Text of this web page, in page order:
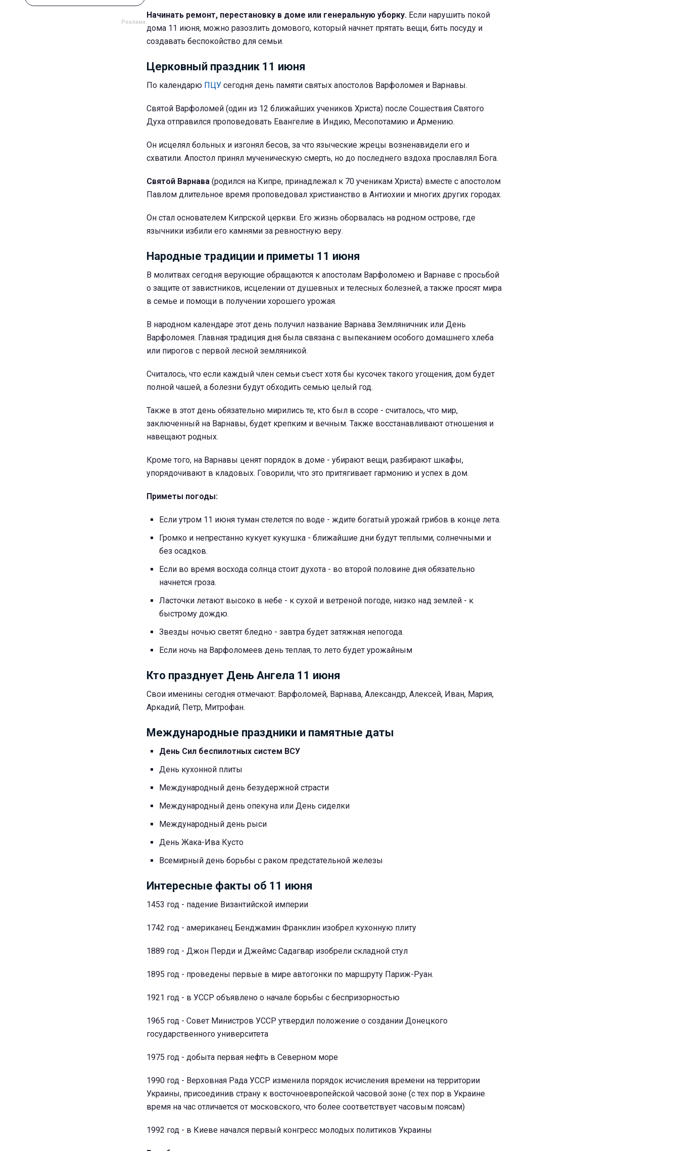
Начинать ремонт, перестановку в доме или генеральную уборку. Если нарушить покой
дома 11 июня, можно разозлить домового, который начнет прятать вещи, бить посуду и
создавать беспокойство для семьи.
Церковный праздник 11 июня
По календарю ПЦУ сегодня день памяти святых апостолов Варфоломея и Варнавы.
Святой Варфоломей (один из 12 ближайших учеников Христа) после Сошествия Святого
Духа отправился проповедовать Евангелие в Индию, Месопотамию и Армению.
Он исцелял больных и изгонял бесов, за что языческие жрецы возненавидели его и
схватили. Апостол принял мученическую смерть, но до последнего вздоха прославлял Бога.
Святой Варнава (родился на Кипре, принадлежал к 70 ученикам Христа) вместе с апостолом
Павлом длительное время проповедовал христианство в Антиохии и многих других городах.
Он стал основателем Кипрской церкви. Его жизнь оборвалась на родном острове, где
язычники избили его камнями за ревностную веру.
Народные традиции и приметы 11 июня
В молитвах сегодня верующие обращаются к апостолам Варфоломею и Варнаве с просьбой
о защите от завистников, исцелении от душевных и телесных болезней, а также просят мира
в семье и помощи в получении хорошего урожая.
В народном календаре этот день получил название Варнава Земляничник или День
Варфоломея. Главная традиция дня была связана с выпеканием особого домашнего хлеба
или пирогов с первой лесной земляникой.
Считалось, что если каждый член семьи съест хотя бы кусочек такого угощения, дом будет
полной чашей, а болезни будут обходить семью целый год.
Также в этот день обязательно мирились те, кто был в ссоре - считалось, что мир,
заключенный на Варнавы, будет крепким и вечным. Также восстанавливают отношения и
навещают родных.
Кроме того, на Варнавы ценят порядок в доме - убирают вещи, разбирают шкафы,
упорядочивают в кладовых. Говорили, что это притягивает гармонию и успех в дом.
Приметы погоды:
Если утром 11 июня туман стелется по воде - ждите богатый урожай грибов в конце лета.
Громко и непрестанно кукует кукушка - ближайшие дни будут теплыми, солнечными и
без осадков.
Если во время восхода солнца стоит духота - во второй половине дня обязательно
начнется гроза.
Ласточки летают высоко в небе - к сухой и ветреной погоде, низко над землей - к
быстрому дождю.
Звезды ночью светят бледно - завтра будет затяжная непогода.
Если ночь на Варфоломеев день теплая, то лето будет урожайным
Кто празднует День Ангела 11 июня
Свои именины сегодня отмечают: Варфоломей, Варнава, Александр, Алексей, Иван, Мария,
Аркадий, Петр, Митрофан.
Международные праздники и памятные даты
День Сил беспилотных систем ВСУ
День кухонной плиты
Международный день безудержной страсти
Международный день опекуна или День сиделки
Международный день рыси
День Жака-Ива Кусто
Всемирный день борьбы с раком предстательной железы
Интересные факты об 11 июня
1453 год - падение Византийской империи
1742 год - американец Бенджамин Франклин изобрел кухонную плиту
1889 год - Джон Перди и Джеймс Садагвар изобрели складной стул
1895 год - проведены первые в мире автогонки по маршруту Париж-Руан.
1921 год - в УССР объявлено о начале борьбы с беспризорностью
1965 год - Совет Министров УССР утвердил положение о создании Донецкого
государственного университета
1975 год - добыта первая нефть в Северном море
1990 год - Верховная Рада УССР изменила порядок исчисления времени на территории
Украины, присоединив страну к восточноевропейской часовой зоне (с тех пор в Украине
время на час отличается от московского, что более соответствует часовым поясам)
1992 год - в Киеве начался первый конгресс молодых политиков Украины